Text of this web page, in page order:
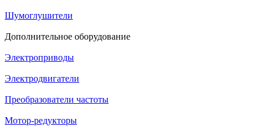
Шумоглушители
Дополнительное оборудование
Электроприводы
Электродвигатели
Преобразователи частоты
Мотор-редукторы